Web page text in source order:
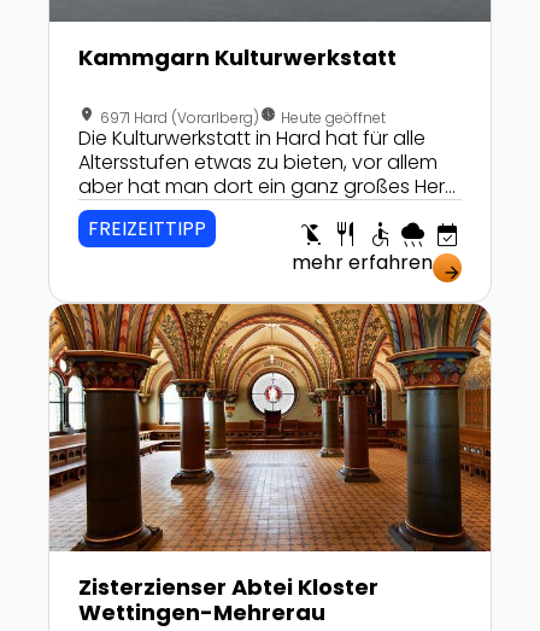
Kammgarn Kulturwerkstatt
location_on 6971 Hard (Vorarlberg)nest_clock_farsight_analog Heute geöffnet
Die Kulturwerkstatt in Hard hat für alle
Altersstufen etwas zu bieten, vor allem
aber hat man dort ein ganz großes Herz
für Kinder!
FREIZEITTIPP child_friendly restaurant accessible rainy event_available
mehr erfahren arrow_forward
Zur Detailseite von Zisterzienser Abtei Kloster
Zisterzienser Abtei Kloster
Wettingen-Mehrerau